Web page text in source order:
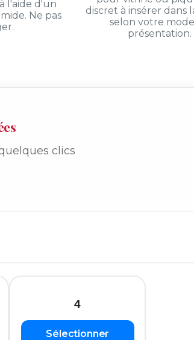
l'aide d'un
Ne pas
discret à insérer dans
selon votre
présentation.
clics
4
Sélectionner